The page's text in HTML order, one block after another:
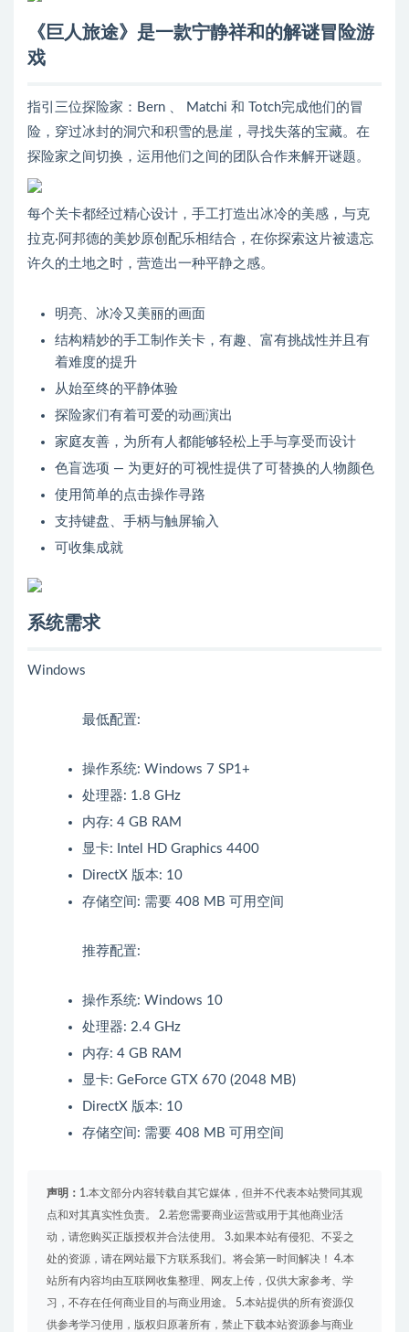
《巨人旅途》是一款宁静祥和的解谜冒险游
戏
指引三位探险家：Bern 、 Matchi 和 Totch完成他们的冒
险，穿过冰封的洞穴和积雪的悬崖，寻找失落的宝藏。在
探险家之间切换，运用他们之间的团队合作来解开谜题。
每个关卡都经过精心设计，手工打造出冰冷的美感，与克
拉克·阿邦德的美妙原创配乐相结合，在你探索这片被遗忘
许久的土地之时，营造出一种平静之感。
明亮、冰冷又美丽的画面
结构精妙的手工制作关卡，有趣、富有挑战性并且有
着难度的提升
从始至终的平静体验
探险家们有着可爱的动画演出
家庭友善，为所有人都能够轻松上手与享受而设计
色盲选项 — 为更好的可视性提供了可替换的人物颜色
使用简单的点击操作寻路
支持键盘、手柄与触屏输入
可收集成就
系统需求
Windows
最低配置:
操作系统: Windows 7 SP1+
处理器: 1.8 GHz
内存: 4 GB RAM
显卡: Intel HD Graphics 4400
DirectX 版本: 10
存储空间: 需要 408 MB 可用空间
推荐配置:
操作系统: Windows 10
处理器: 2.4 GHz
内存: 4 GB RAM
显卡: GeForce GTX 670 (2048 MB)
DirectX 版本: 10
存储空间: 需要 408 MB 可用空间
声明： 1.本文部分内容转载自其它媒体，但并不代表本站赞同其观
点和对其真实性负责。 2.若您需要商业运营或用于其他商业活
动，请您购买正版授权并合法使用。 3.如果本站有侵犯、不妥之
处的资源，请在网站最下方联系我们。将会第一时间解决！ 4.本
站所有内容均由互联网收集整理、网友上传，仅供大家参考、学
习，不存在任何商业目的与商业用途。 5.本站提供的所有资源仅
供参考学习使用，版权归原著所有，禁止下载本站资源参与商业